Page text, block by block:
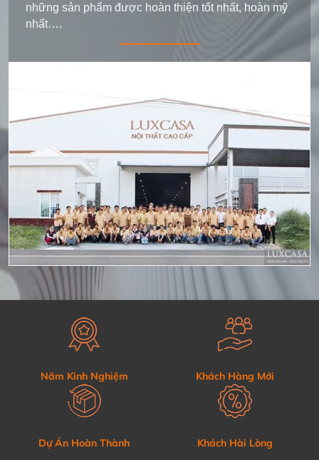
những sản phẩm được hoàn thiện tốt nhất, hoàn mỹ
nhất….
Năm Kinh Nghiệm Khách Hàng Mới
Dự Án Hoàn Thành Khách Hài Lòng